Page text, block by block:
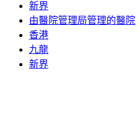
新界
由醫院管理局管理的醫院
香港
九龍
新界